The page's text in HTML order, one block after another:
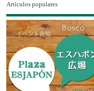
Artículos populares